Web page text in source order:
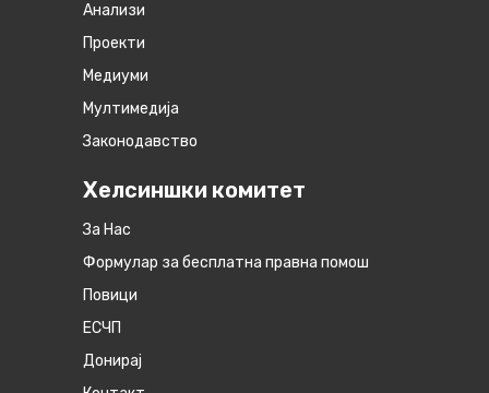
Анализи
Проекти
Медиуми
Мултимедија
Законодавство
Хелсиншки комитет
За Нас
Формулар за бесплатна правна помош
Повици
ЕСЧП
Донирај